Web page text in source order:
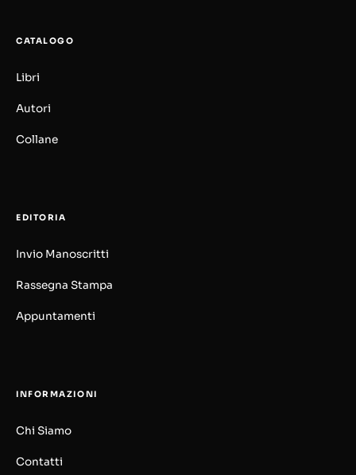
CATALOGO
Libri
Autori
Collane
EDITORIA
Invio Manoscritti
Rassegna Stampa
Appuntamenti
INFORMAZIONI
Chi Siamo
Contatti